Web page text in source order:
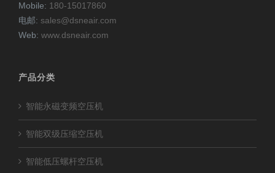
Mobile: 180-15017860
电邮: sales@dsneair.com
Web: www.dsneair.com
产品分类
智能永磁变频空压机
智能双级压缩空压机
智能低压螺杆空压机